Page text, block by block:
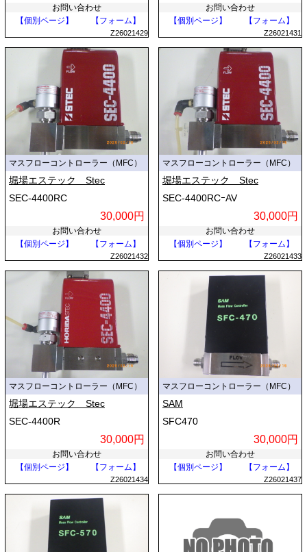
お問い合わせ
【個別ページ】
【フォーム】
Z26021429
お問い合わせ
【個別ページ】
【フォーム】
Z26021431
マスフローコントローラー（MFC）
堀場エステック Stec
SEC-4400RC
30,000円
お問い合わせ
【個別ページ】
【フォーム】
Z26021432
マスフローコントローラー（MFC）
堀場エステック Stec
SEC-4400RCｰAV
30,000円
お問い合わせ
【個別ページ】
【フォーム】
Z26021433
マスフローコントローラー（MFC）
堀場エステック Stec
SEC-4400R
30,000円
お問い合わせ
【個別ページ】
【フォーム】
Z26021434
マスフローコントローラー（MFC）
SAM
SFC470
30,000円
お問い合わせ
【個別ページ】
【フォーム】
Z26021437